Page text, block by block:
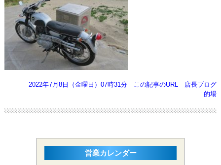
2022年7月8日（金曜日）07時31分 この記事のURL
店長ブログ
的場
営業カレンダー